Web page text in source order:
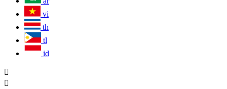
vi
th
tl
id

